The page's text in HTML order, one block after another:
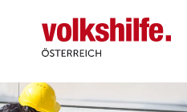
Volkshilfe
Österreich